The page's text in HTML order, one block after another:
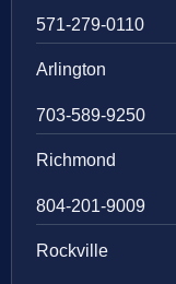
571-279-0110
Arlington
703-589-9250
Richmond
804-201-9009
Rockville